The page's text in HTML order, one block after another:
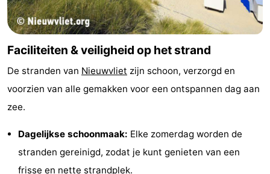
Vlissingen
-
Middelburg
Zeeuws-
Breskens
-
Sluis
Cadzand
Retranchement
Faciliteiten & veiligheid op het strand
De stranden van Nieuwvliet zijn schoon, verzorgd en
voorzien van alle gemakken voor een ontspannen dag aan
zee.
Dagelijkse schoonmaak: Elke zomerdag worden de
stranden gereinigd, zodat je kunt genieten van een
frisse en nette strandplek.